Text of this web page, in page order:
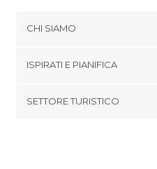
CHI SIAMO
Termini e Condizioni
ISPIRATI E PIANIFICA
SETTORE TURISTICO